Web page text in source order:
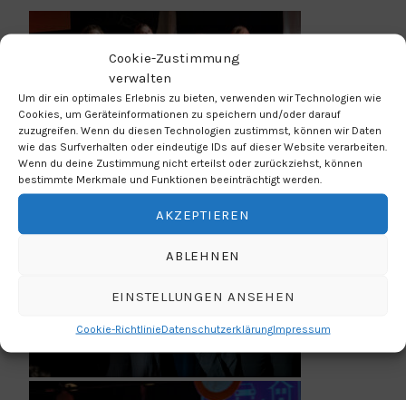
Cookie-Zustimmung
verwalten
Um dir ein optimales Erlebnis zu bieten, verwenden wir Technologien wie
Cookies, um Geräteinformationen zu speichern und/oder darauf
zuzugreifen. Wenn du diesen Technologien zustimmst, können wir Daten
wie das Surfverhalten oder eindeutige IDs auf dieser Website verarbeiten.
Wenn du deine Zustimmung nicht erteilst oder zurückziehst, können
bestimmte Merkmale und Funktionen beeinträchtigt werden.
AKZEPTIEREN
ABLEHNEN
EINSTELLUNGEN ANSEHEN
Cookie-RichtlinieDatenschutzerklärungImpressum